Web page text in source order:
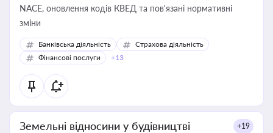
NACE, оновлення кодів КВЕД та пов'язані нормативні
зміни
Банківська діяльність
Страхова діяльність
Фінансові послуги
+13
Земельні відносини у будівництві +19